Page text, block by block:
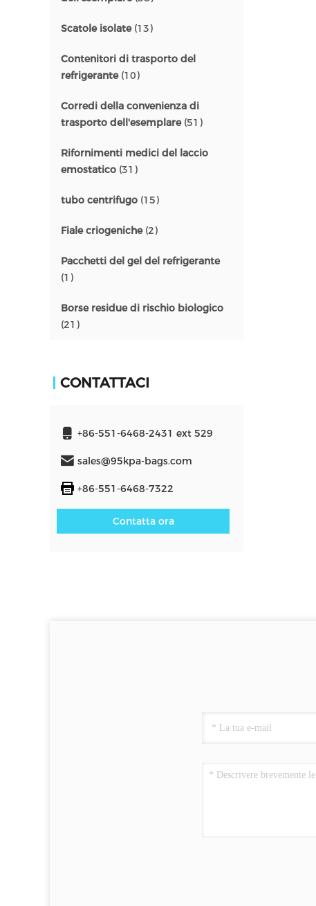
Scatole isolate(13)
Contenitori di trasporto del
refrigerante(10)
Corredi della convenienza di
trasporto dell'esemplare(51)
Rifornimenti medici del laccio
emostatico (31)
tubo centrifugo (15)
Fiale criogeniche(2)
Pacchetti del gel del refrigerante
(1)
Borse residue di rischio biologico
(21)
CONTATTACI
+86-551-6468-2431 ext 529
sales@95kpa-bags.com
+86-551-6468-7322
Contatta ora